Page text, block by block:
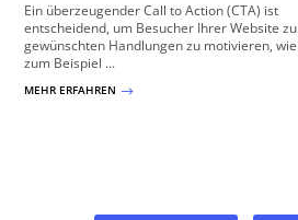
Ein überzeugender Call to Action (CTA) ist
entscheidend, um Besucher Ihrer Website zu
gewünschten Handlungen zu motivieren, wie
zum Beispiel ...
MEHR ERFAHREN $